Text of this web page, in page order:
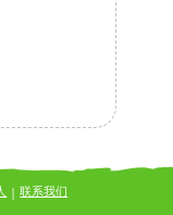
|联系我们